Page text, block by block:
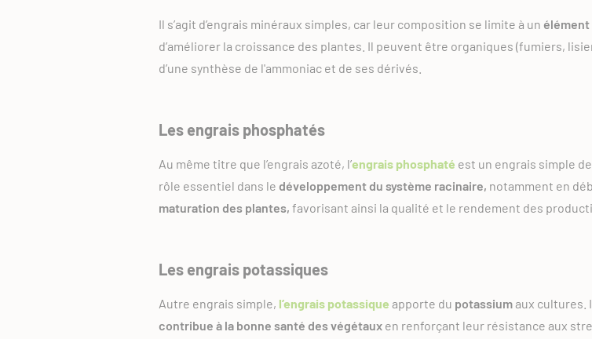
Il s’agit d’engrais minéraux simples, car leur composition se limite à un
d’améliorer la croissance des plantes. Il peuvent être organiques (fumiers,
d’une synthèse de l'ammoniac et de ses dérivés.
Les engrais phosphatés
Au même titre que l’engrais azoté, l’engrais phosphaté est un engrais simple
rôle essentiel dans le développement du système racinaire, notamment en
maturation des plantes, favorisant ainsi la qualité et le rendement des
Les engrais potassiques
Autre engrais simple, l’engrais potassique apporte du potassiumaux cultures.
contribue à la bonne santé des végétaux en renforçant leur résistance aux